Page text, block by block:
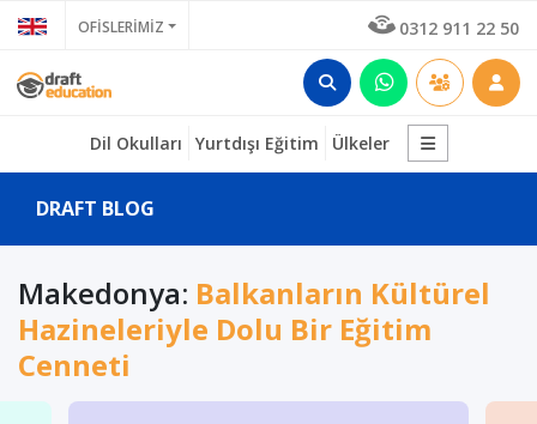
OFİSLERİMİZ 0312 911 22 50
Dil Okulları Yurtdışı Eğitim Ülkeler
DRAFT BLOG
Makedonya: Balkanların Kültürel
Hazineleriyle Dolu Bir Eğitim
Cenneti